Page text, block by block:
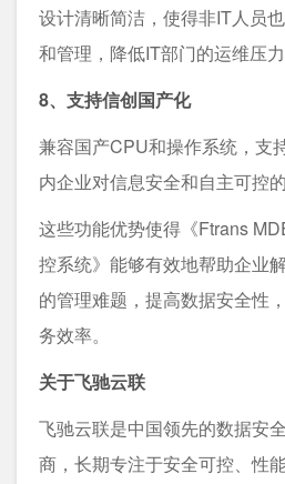
设计清晰简洁，使得非IT人员
和管理，降低IT部门的运维压力
8、支持信创国产化
兼容国产CPU和操作系统，支
内企业对信息安全和自主可控的
这些功能优势使得《Ftrans
控系统》能够有效地帮助企业
的管理难题，提高数据安全性
务效率。
关于飞驰云联
飞驰云联是中国领先的数据安
商，长期专注于安全可控、性